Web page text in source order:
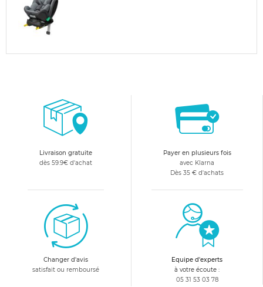
Livraison gratuite
dès 59.9€ d'achat
Payer en plusieurs fois
avec Klarna
Dès 35 € d'achats
Changer d'avis
satisfait ou remboursé
Equipe d'experts
à votre écoute :
05 31 53 03 78